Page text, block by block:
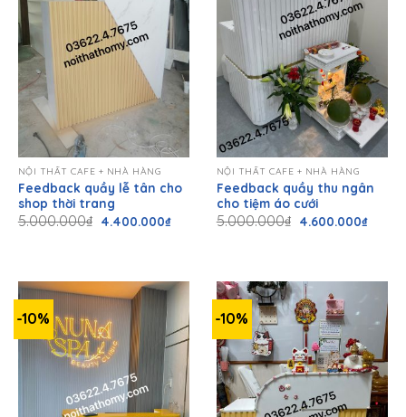
NỘI THẤT CAFE + NHÀ HÀNG
Feedback quầy lễ tân cho
shop thời trang
5.000.000₫ Giá
gốc
4.400.000₫Giá
hiện
NỘI THẤT CAFE + NHÀ HÀNG
Feedback quầy thu ngân
cho tiệm áo cưới
5.000.000₫ Giá
gốc
4.600.000₫Giá
hiện
-10% -10%